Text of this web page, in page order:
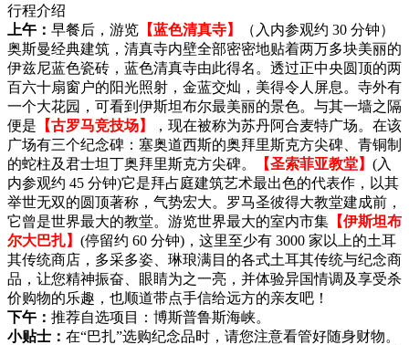
行程介绍
上午： 早餐后，游览 【蓝色清真寺】
（入内参观约 30 分钟）
奥斯曼经典建筑，清真寺内壁全部密密地贴着两万多块美丽的
伊兹尼蓝色瓷砖，蓝色清真寺由此得名。透过正中央圆顶的两
百六十扇窗户的阳光照射，金蓝交灿，美得令人屏息。寺外有
一个大花园，可看到伊斯坦布尔最美丽的景色。与其一墙之隔
便是 【古罗马竞技场】
，现在被称为苏丹阿合麦特广场。在该
广场有三个纪念碑：塞奥道西斯的奥拜里斯克方尖碑、青铜制
的蛇柱及君士坦丁奥拜里斯克方尖碑。
【圣索菲亚教堂】 (入
内参观约 45 分钟)它是拜占庭建筑艺术最出色的代表作，以其
举世无双的圆顶著称，气势宏大。罗马圣彼得大教堂建成前，
它曾是世界最大的教堂。游览世界最大的室内市集 【伊斯坦布
尔大巴扎】 (停留约 60 分钟)，这里至少有 3000 家以上的土耳
其传统商店，多采多姿、琳琅满目的各式土耳其传统与纪念商
品，让您精神振奋、眼睛为之一亮，并体验异国情调及享受杀
价购物的乐趣，也顺道带点手信给远方的亲友吧！
下午： 推荐自选项目：博斯普鲁斯海峡。
小贴士： 在“巴扎”选购纪念品时，请您注意看管好随身财物。